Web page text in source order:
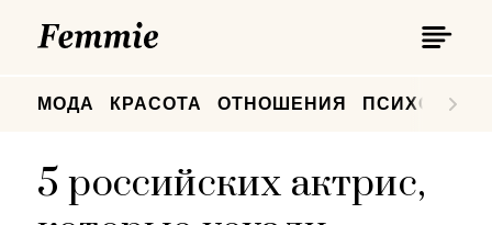
МОДА КРАСОТА ОТНОШЕНИЯ
5 российских актрис,